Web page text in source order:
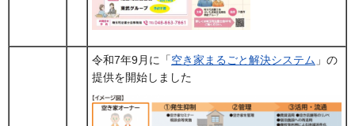
令和7年9月に「空き家まるごと解決システム 」の
提供を開始しました